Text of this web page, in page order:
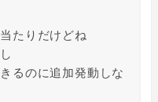
たりだけどね
るのに追加発動しな